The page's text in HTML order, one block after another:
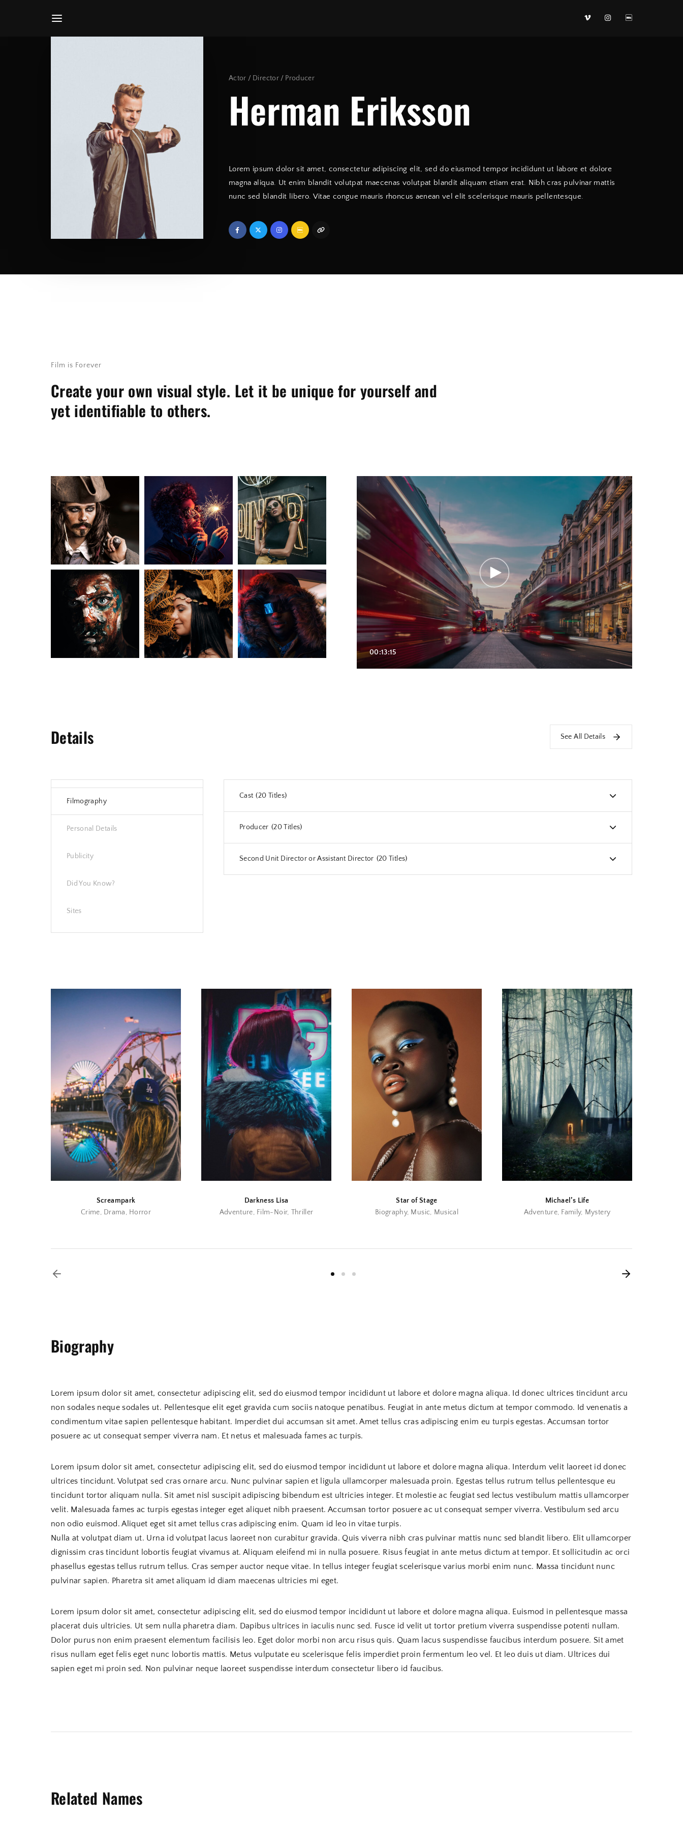
Actor Director Producer
Herman Eriksson
Lorem ipsum dolor sit amet, consectetur adipiscing elit, sed do eiusmod tempor incididunt ut labore et dolore
magna aliqua. Ut enim blandit volutpat maecenas volutpat blandit aliquam etiam erat. Nibh cras pulvinar mattis
nunc sed blandit libero. Vitae congue mauris rhoncus aenean vel elit scelerisque mauris pellentesque.
Film is Forever
Create your own visual style. Let it be unique for yourself and
yet identifiable to others.
00:13:15
Details See All Details
Filmography
Personal Details
Publicity
Did You Know?
Sites
Cast 20 Titles
Producer 20 Titles
Second Unit Director or Assistant Director 20 Titles
Screampark
Crime Drama Horror
Darkness Lisa
Adventure Film-Noir Thriller
Star of Stage
Biography Music Musical
Michael’s Life
Adventure Family Mystery
Biography
Lorem ipsum dolor sit amet, consectetur adipiscing elit, sed do eiusmod tempor incididunt ut labore et dolore magna aliqua. Id donec ultrices tincidunt arcu
non sodales neque sodales ut. Pellentesque elit eget gravida cum sociis natoque penatibus. Feugiat in ante metus dictum at tempor commodo. Id venenatis a
condimentum vitae sapien pellentesque habitant. Imperdiet dui accumsan sit amet. Amet tellus cras adipiscing enim eu turpis egestas. Accumsan tortor
posuere ac ut consequat semper viverra nam. Et netus et malesuada fames ac turpis.
Lorem ipsum dolor sit amet, consectetur adipiscing elit, sed do eiusmod tempor incididunt ut labore et dolore magna aliqua. Interdum velit laoreet id donec
ultrices tincidunt. Volutpat sed cras ornare arcu. Nunc pulvinar sapien et ligula ullamcorper malesuada proin. Egestas tellus rutrum tellus pellentesque eu
tincidunt tortor aliquam nulla. Sit amet nisl suscipit adipiscing bibendum est ultricies integer. Et molestie ac feugiat sed lectus vestibulum mattis ullamcorper
velit. Malesuada fames ac turpis egestas integer eget aliquet nibh praesent. Accumsan tortor posuere ac ut consequat semper viverra. Vestibulum sed arcu
non odio euismod. Aliquet eget sit amet tellus cras adipiscing enim. Quam id leo in vitae turpis.
Nulla at volutpat diam ut. Urna id volutpat lacus laoreet non curabitur gravida. Quis viverra nibh cras pulvinar mattis nunc sed blandit libero. Elit ullamcorper
dignissim cras tincidunt lobortis feugiat vivamus at. Aliquam eleifend mi in nulla posuere. Risus feugiat in ante metus dictum at tempor. Et sollicitudin ac orci
phasellus egestas tellus rutrum tellus. Cras semper auctor neque vitae. In tellus integer feugiat scelerisque varius morbi enim nunc. Massa tincidunt nunc
pulvinar sapien. Pharetra sit amet aliquam id diam maecenas ultricies mi eget.
Lorem ipsum dolor sit amet, consectetur adipiscing elit, sed do eiusmod tempor incididunt ut labore et dolore magna aliqua. Euismod in pellentesque massa
placerat duis ultricies. Ut sem nulla pharetra diam. Dapibus ultrices in iaculis nunc sed. Fusce id velit ut tortor pretium viverra suspendisse potenti nullam.
Dolor purus non enim praesent elementum facilisis leo. Eget dolor morbi non arcu risus quis. Quam lacus suspendisse faucibus interdum posuere. Sit amet
risus nullam eget felis eget nunc lobortis mattis. Metus vulputate eu scelerisque felis imperdiet proin fermentum leo vel. Et leo duis ut diam. Ultrices dui
sapien eget mi proin sed. Non pulvinar neque laoreet suspendisse interdum consectetur libero id faucibus.
Related Names
Username or Email Address
Password